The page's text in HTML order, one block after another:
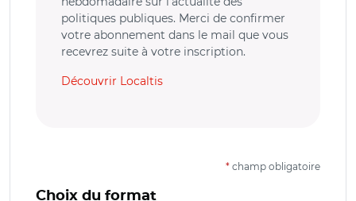
politiques publiques. Merci de confirmer
votre abonnement dans le mail que vous
recevrez suite à votre inscription.
Découvrir Localtis
* champ obligatoire
Choix du format